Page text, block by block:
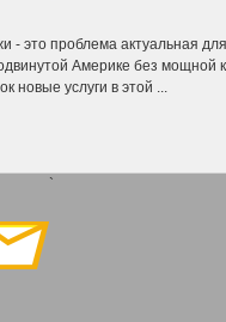
- это проблема актуальная
Америке без мощной
новые услуги в этой ...
`